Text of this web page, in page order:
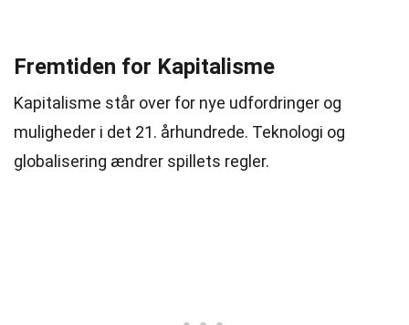
Fremtiden for Kapitalisme
Kapitalisme står over for nye udfordringer og
muligheder i det 21. århundrede. Teknologi og
globalisering ændrer spillets regler.